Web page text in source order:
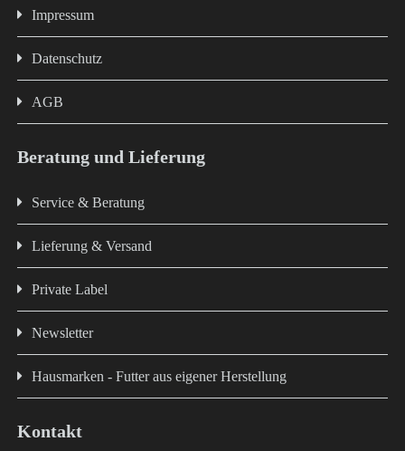
Impressum
Datenschutz
AGB
Beratung und Lieferung
Service & Beratung
Lieferung & Versand
Private Label
Newsletter
Hausmarken - Futter aus eigener Herstellung
Kontakt